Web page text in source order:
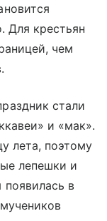
Для крестьян
чем
стали
и «мак».
лета, поэтому
лепешки и
появилась в